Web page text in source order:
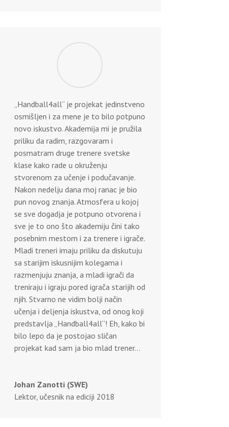
„Handball4all“ je projekat jedinstveno
osmišljen i za mene je to bilo potpuno
novo iskustvo. Akademija mi je pružila
priliku da radim, razgovaram i
posmatram druge trenere svetske
klase kako rade u okruženju
stvorenom za učenje i podučavanje.
Nakon nedelju dana moj ranac je bio
pun novog znanja. Atmosfera u kojoj
se sve dogadja je potpuno otvorena i
sve je to ono što akademiju čini tako
posebnim mestom i za trenere i igrače.
Mladi treneri imaju priliku da diskutuju
sa starijim iskusnijim kolegama i
razmenjuju znanja, a mladi igrači da
treniraju i igraju pored igrača starijih od
njih. Stvarno ne vidim bolji način
učenja i deljenja iskustva, od onog koji
predstavlja „Handball4all“! Eh, kako bi
bilo lepo da je postojao sličan
projekat kad sam ja bio mlad trener…
Johan Zanotti (SWE)
Lektor, učesnik na ediciji 2018